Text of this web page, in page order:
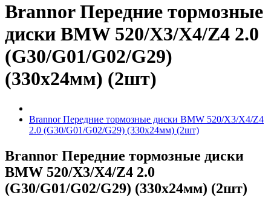
Brannor Передние тормозные
диски BMW 520/X3/X4/Z4 2.0
(G30/G01/G02/G29)
(330x24мм) (2шт)
Brannor Передние тормозные диски BMW 520/X3/X4/Z4
2.0 (G30/G01/G02/G29) (330x24мм) (2шт)
Brannor Передние тормозные диски
BMW 520/X3/X4/Z4 2.0
(G30/G01/G02/G29) (330x24мм) (2шт)